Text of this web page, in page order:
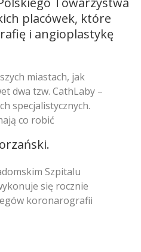
placówek, które
i angioplastykę
miastach, jak
dwa tzw. CathLaby –
specjalistycznych.
co robić
Szpitalu
się rocznie
koronarografii